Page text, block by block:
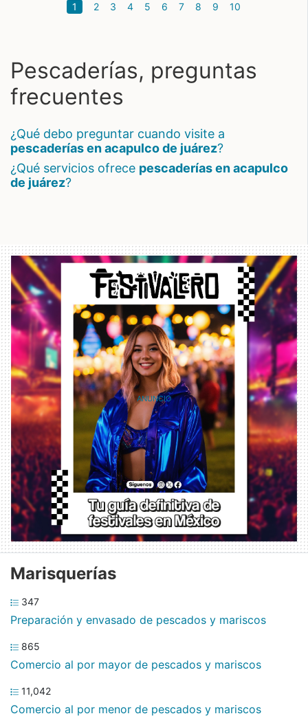
1 (current)
2 3 4 5 6 7 8 9 10
Pescaderías, preguntas
frecuentes
¿qué debo preguntar cuando visite a
pescaderías en acapulco de juárez?
¿qué servicios ofrece pescaderías en acapulco
de juárez?
Marisquerías
347
Preparación y envasado de pescados y mariscos
865
Comercio al por mayor de pescados y mariscos
11,042
Comercio al por menor de pescados y mariscos